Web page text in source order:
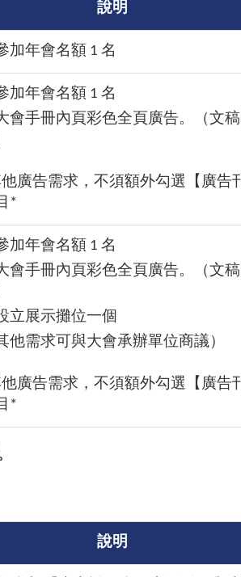
說明
加年會名額 1 名
加年會名額 1 名
會手冊內頁彩色全頁廣告。（文
廣告需求，不須額外勾選【廣告
*
加年會名額 1 名
會手冊內頁彩色全頁廣告。（文
立展示攤位一個
他需求可與大會承辦單位商議）
廣告需求，不須額外勾選【廣告
*
說明